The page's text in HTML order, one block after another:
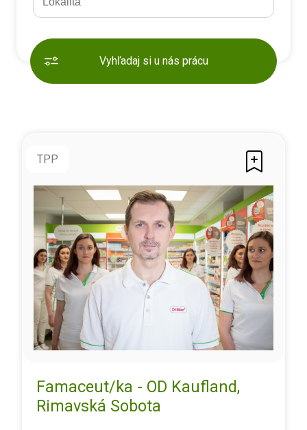
Vyhľadaj si u nás prácu
TPP
Famaceut/ka - OD Kaufland,
Rimavská Sobota